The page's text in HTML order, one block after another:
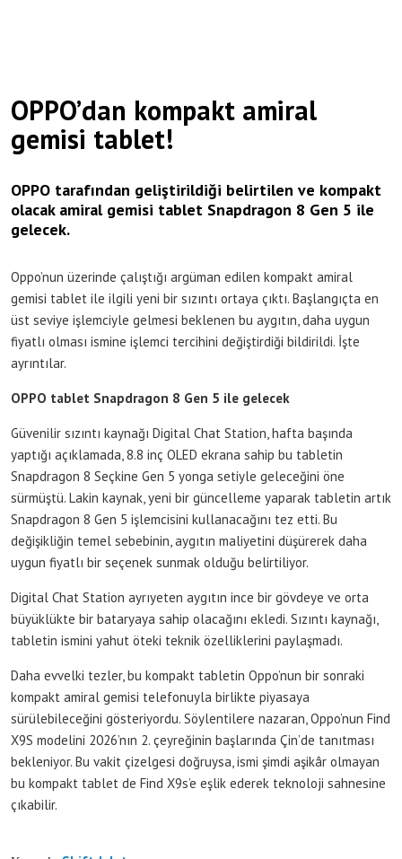
OPPO’dan kompakt amiral
gemisi tablet!
OPPO tarafından geliştirildiği belirtilen ve kompakt
olacak amiral gemisi tablet Snapdragon 8 Gen 5 ile
gelecek.
Oppo’nun üzerinde çalıştığı argüman edilen kompakt amiral
gemisi tablet ile ilgili yeni bir sızıntı ortaya çıktı. Başlangıçta en
üst seviye işlemciyle gelmesi beklenen bu aygıtın, daha uygun
fiyatlı olması ismine işlemci tercihini değiştirdiği bildirildi. İşte
ayrıntılar.
OPPO tablet Snapdragon 8 Gen 5 ile gelecek
Güvenilir sızıntı kaynağı Digital Chat Station, hafta başında
yaptığı açıklamada, 8.8 inç OLED ekrana sahip bu tabletin
Snapdragon 8 Seçkine Gen 5 yonga setiyle geleceğini öne
sürmüştü. Lakin kaynak, yeni bir güncelleme yaparak tabletin artık
Snapdragon 8 Gen 5 işlemcisini kullanacağını tez etti. Bu
değişikliğin temel sebebinin, aygıtın maliyetini düşürerek daha
uygun fiyatlı bir seçenek sunmak olduğu belirtiliyor.
Digital Chat Station ayrıyeten aygıtın ince bir gövdeye ve orta
büyüklükte bir bataryaya sahip olacağını ekledi. Sızıntı kaynağı,
tabletin ismini yahut öteki teknik özelliklerini paylaşmadı.
Daha evvelki tezler, bu kompakt tabletin Oppo’nun bir sonraki
kompakt amiral gemisi telefonuyla birlikte piyasaya
sürülebileceğini gösteriyordu. Söylentilere nazaran, Oppo’nun Find
X9S modelini 2026’nın 2. çeyreğinin başlarında Çin’de tanıtması
bekleniyor. Bu vakit çizelgesi doğruysa, ismi şimdi aşikâr olmayan
bu kompakt tablet de Find X9s’e eşlik ederek teknoloji sahnesine
çıkabilir.